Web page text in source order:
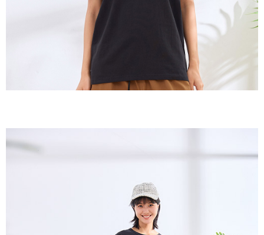
１．透過由恩沛科技股份有限公司提供之「AFTEE先享後付」服務完成之交
易，需依本服務之必要範圍內提供個人資料，並將交易相關給付款項請求債
權轉讓予恩沛科技股份有限公司。
２．關於個人資料處理事宜，請瀏覽以下網址：
https://aftee.tw/terms/#terms3
３．未成年的使用者請事先徵得法定代理人或監護人之同意方可使用
「AFTEE先享後付」，若未經同意申辦者引起之損失，本公司不負相關責
５．嚴禁一人註冊多個帳號或使用他人資訊註冊。若發現惡意使用之情形，
每筆NT$100，滿NT$2,000(含以上)免運費
黑貓宅急便(包裹尺寸90cm以下)
每筆NT$140，滿NT$2,000(含以上)免運費